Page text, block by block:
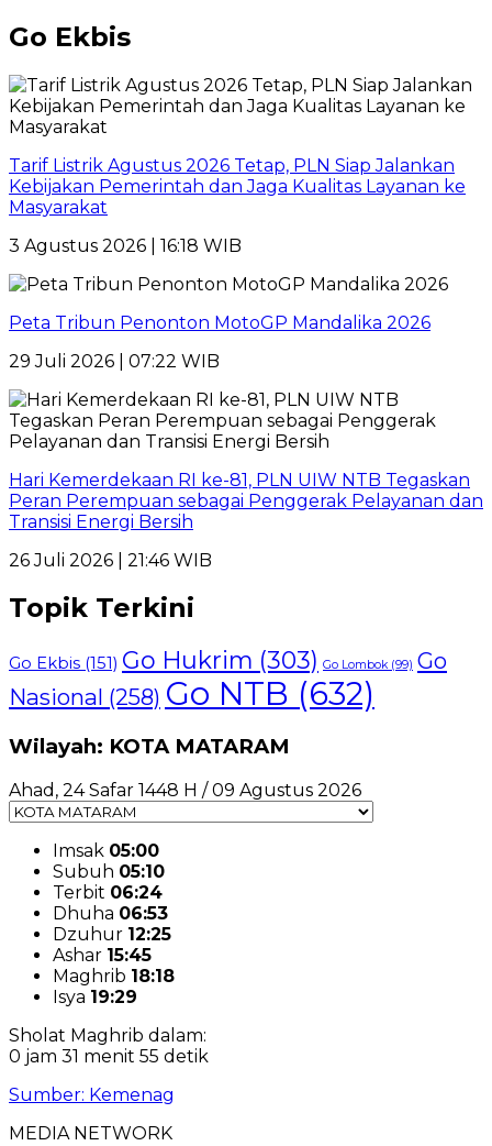
Go Ekbis
Tarif Listrik Agustus 2026 Tetap, PLN Siap Jalankan
Kebijakan Pemerintah dan Jaga Kualitas Layanan ke
Masyarakat
3 Agustus 2026 | 16:18 WIB
Peta Tribun Penonton MotoGP Mandalika 2026
29 Juli 2026 | 07:22 WIB
Hari Kemerdekaan RI ke-81, PLN UIW NTB Tegaskan
Peran Perempuan sebagai Penggerak Pelayanan dan
Transisi Energi Bersih
26 Juli 2026 | 21:46 WIB
Topik Terkini
Go Ekbis (151) Go Hukrim (303) Go Lombok(99) Go
Nasional (258) Go NTB (632)
Wilayah: KOTA MATARAM
Ahad, 24 Safar 1448 H / 09 Agustus 2026
Imsak 05:00
Subuh 05:10
Terbit 06:24
Dhuha 06:53
Dzuhur 12:25
Ashar 15:45
Maghrib 18:18
Isya 19:29
Sholat Maghrib dalam:
0 jam 31 menit 54 detik
Sumber: Kemenag
MEDIA NETWORK